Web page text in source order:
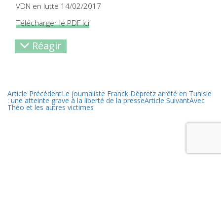
VDN en lutte 14/02/2017
Télécharger le PDF ici
Réagir
Article PrécédentLe journaliste Franck Dépretz arrêté en Tunisie
: une atteinte grave à la liberté de la presseArticle SuivantAvec
Théo et les autres victimes